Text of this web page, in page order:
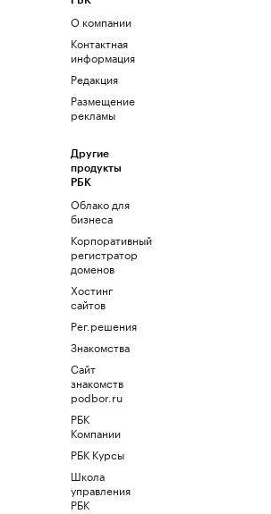
О компании
Контактная
информация
Редакция
Размещение
рекламы
Другие
продукты
РБК
Облако для
бизнеса
Корпоративный
регистратор
доменов
Хостинг
сайтов
Рег.решения
Знакомства
Сайт
знакомств
podbor.ru
РБК
Компании
РБК Курсы
Школа
управления
РБК